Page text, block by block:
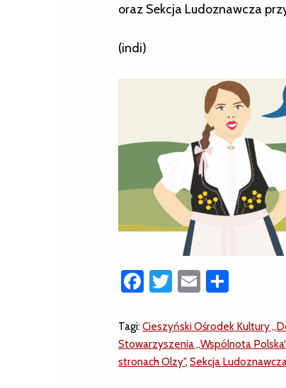
oraz Sekcja Ludoznawcza
(indi)
Facebook
Twitter
Email
Tagi:Cieszyński Ośrodek Kultury
Stowarzyszenia „Wspólnota
stronach Olzy",Sekcja